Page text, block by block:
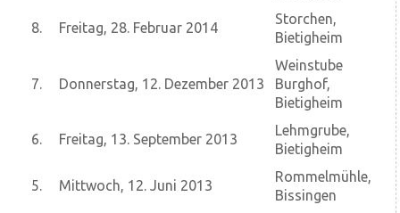
8. Freitag, 28. Februar 2014
Storchen,
Bietigheim
7. Donnerstag, 12. Dezember 2013
Weinstube
Burghof,
Bietigheim
6. Freitag, 13. September 2013
Lehmgrube,
Bietigheim
5. Mittwoch, 12. Juni 2013
Rommelmühle,
Bissingen